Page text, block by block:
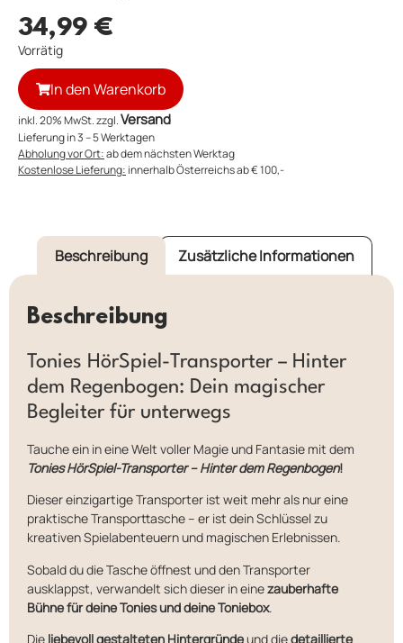
34,99 €
Vorrätig
In den Warenkorb
inkl. 20% MwSt. zzgl.Versand
Lieferung in 3 – 5 Werktagen
Abholung vor Ort:ab dem nächsten Werktag
Kostenlose Lieferung: innerhalb Österreichs ab € 100,-
Beschreibung Zusätzliche Informationen
Beschreibung
Tonies HörSpiel-Transporter – Hinter
dem Regenbogen: Dein magischer
Begleiter für unterwegs
Tauche ein in eine Welt voller Magie und Fantasie mit dem
Tonies HörSpiel-Transporter – Hinter dem Regenbogen!
Dieser einzigartige Transporter ist weit mehr als nur eine
praktische Transporttasche – er ist dein Schlüssel zu
kreativen Spielabenteuern und magischen Erlebnissen.
Sobald du die Tasche öffnest und den Transporter
ausklappst, verwandelt sich dieser in einezauberhafte
Bühne für deine Tonies und deine Toniebox.
Die liebevoll gestalteten Hintergründeund diedetaillierte